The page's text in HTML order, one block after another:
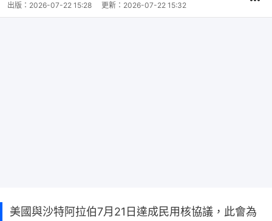
出版： 2026-07-22 15:28 更新： 2026-07-22 15:32
美國與沙特阿拉伯7月21日達成民用核協議，此會為